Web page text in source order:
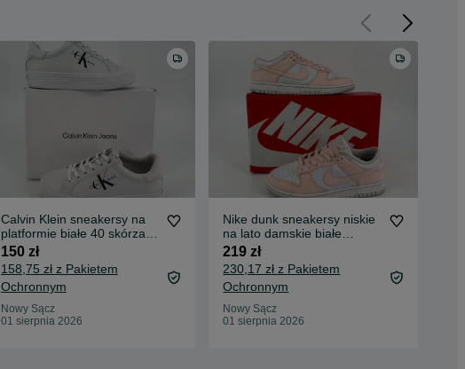
Calvin Klein sneakersy na
platformie białe 40 skórzane
buty vultc
150 zł
158,75 zł z Pakietem
Ochronnym
Nowy Sącz
01 sierpnia 2026
Nike dunk sneakersy niskie
na lato damskie białe
pomarańczowe 40,5
219 zł
230,17 zł z Pakietem
Ochronnym
Nowy Sącz
01 sierpnia 2026